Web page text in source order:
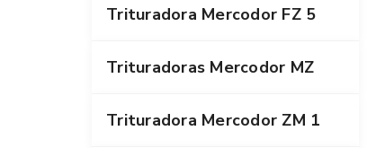
Trituradora Mercodor FZ 5
Trituradoras Mercodor MZ
Trituradora Mercodor ZM 1